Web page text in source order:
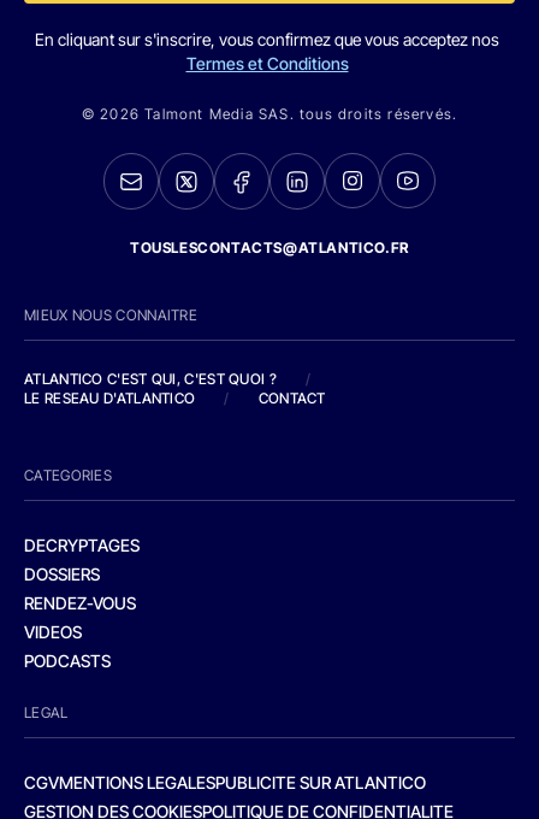
En cliquant sur s'inscrire, vous confirmez que vous acceptez nos
Termes et Conditions
© 2026 Talmont Media SAS. tous droits réservés.
TOUSLESCONTACTS@ATLANTICO.FR
MIEUX NOUS CONNAITRE
ATLANTICO C'EST QUI, C'EST QUOI ?
/
LE RESEAU D'ATLANTICO
/ CONTACT
CATEGORIES
DECRYPTAGES
DOSSIERS
RENDEZ-VOUS
VIDEOS
PODCASTS
LEGAL
CGVMENTIONS LEGALESPUBLICITE SUR ATLANTICO
GESTION DES COOKIESPOLITIQUE DE CONFIDENTIALITE